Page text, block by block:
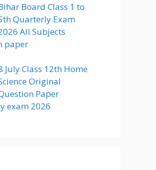
Board Class 1 to
Quarterly Exam
All Subjects
paper
July Class 12th Home
Original
Paper
exam 2026